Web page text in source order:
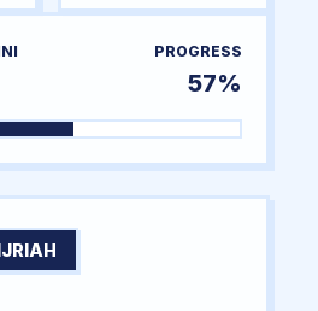
PROGRESS
57%